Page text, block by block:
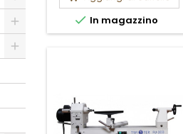
Toggle
Toggle
 In magazzino